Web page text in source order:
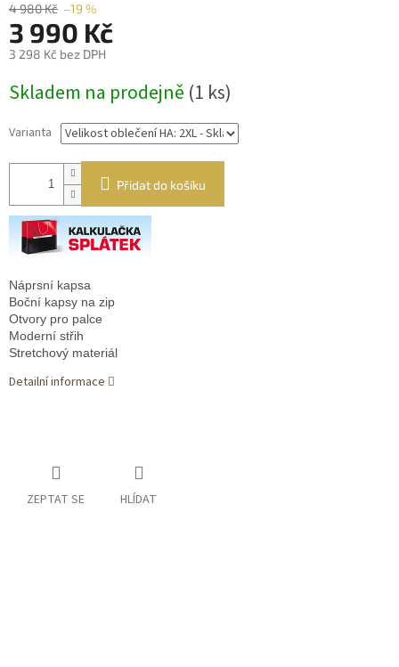
4 980 Kč –19 %
3 990 Kč
3 298 Kč bez DPH
cena:
Skladem na prodejně (1 ks)
Varianta
Přidat do košíku
Náprsní kapsa
Boční kapsy na zip
Otvory pro palce
Moderní střih
Stretchový materiál
Detailní informace
ZEPTAT SE HLÍDAT